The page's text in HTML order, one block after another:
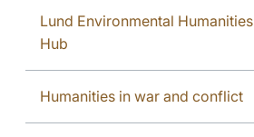
Lund Environmental Humanities
Hub
Humanities in war and conflict